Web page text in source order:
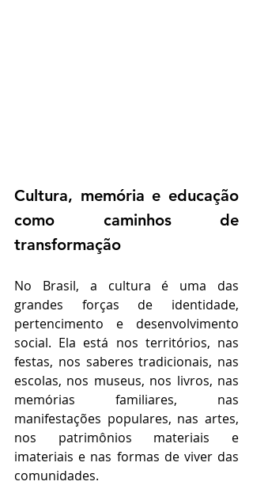
Cultura, memória e educação
como caminhos de
transformação
No Brasil, a cultura é uma das
grandes forças de identidade,
pertencimento e desenvolvimento
social. Ela está nos territórios, nas
festas, nos saberes tradicionais, nas
escolas, nos museus, nos livros, nas
memórias familiares, nas
manifestações populares, nas artes,
nos patrimônios materiais e
imateriais e nas formas de viver das
comunidades.